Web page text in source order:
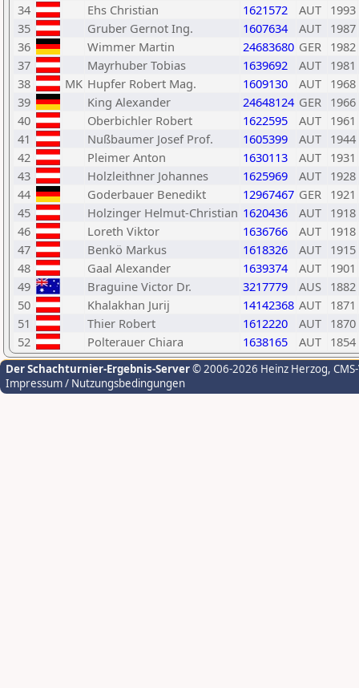
34
Ehs Christian 1621572 AUT 1993
35
Gruber Gernot Ing. 1607634 AUT 1987
36
Wimmer Martin 24683680 GER 1982
37
Mayrhuber Tobias 1639692 AUT 1981
38
MK Hupfer Robert Mag. 1609130 AUT 1968
39
King Alexander 24648124 GER 1966
40
Oberbichler Robert 1622595 AUT 1961
41
Nußbaumer Josef Prof. 1605399 AUT 1944
42
Pleimer Anton 1630113 AUT 1931
43
Holzleithner Johannes 1625969 AUT 1928
44
Goderbauer Benedikt 12967467 GER 1921
45
Holzinger Helmut-Christian 1620436 AUT 1918
46
Loreth Viktor 1636766 AUT 1918
47
Benkö Markus 1618326 AUT 1915
48
Gaal Alexander 1639374 AUT 1901
49
Braguine Victor Dr. 3217779 AUS 1882
50
Khalakhan Jurij 14142368 AUT 1871
51
Thier Robert 1612220 AUT 1870
52
Polterauer Chiara 1638165 AUT 1854
Der Schachturnier-Ergebnis-Server© 2006-2026 Heinz Herzog,
Impressum / Nutzungsbedingungen